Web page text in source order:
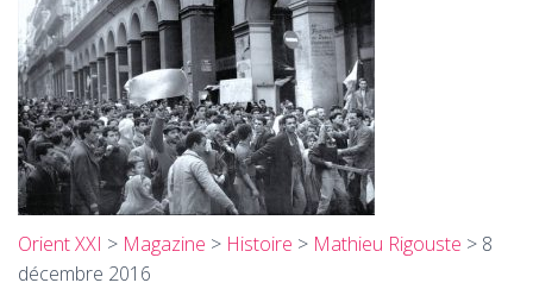
OrientXXI > Magazine > Histoire > Mathieu Rigouste > 8
décembre 2016